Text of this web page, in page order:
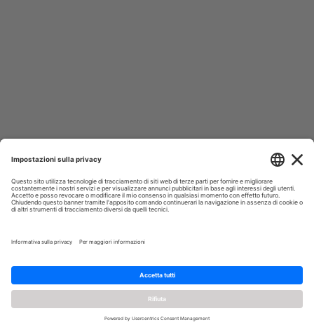
Ricordami
Questo sito utilizza i cookies per offrirti la migliore navigazione
possibile